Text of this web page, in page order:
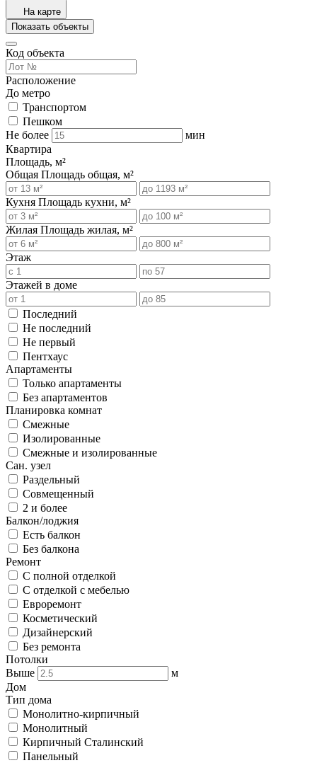
На карте
Показать объекты
Код объекта
Расположение
До метро
Транспортом
Пешком
Не более
мин
Квартира
Площадь, м²
Общая Площадь общая, м²
Кухня Площадь кухни, м²
Жилая Площадь жилая, м²
Этаж
Этажей в доме
Последний
Не последний
Не первый
Пентхаус
Апартаменты
Только апартаменты
Без апартаментов
Планировка комнат
Смежные
Изолированные
Смежные и изолированные
Сан. узел
Раздельный
Совмещенный
2 и более
Балкон/лоджия
Есть балкон
Без балкона
Ремонт
С полной отделкой
С отделкой с мебелью
Евроремонт
Косметический
Дизайнерский
Без ремонта
Потолки
Выше
м
Дом
Тип дома
Монолитно-кирпичный
Монолитный
Кирпичный Сталинский
Панельный